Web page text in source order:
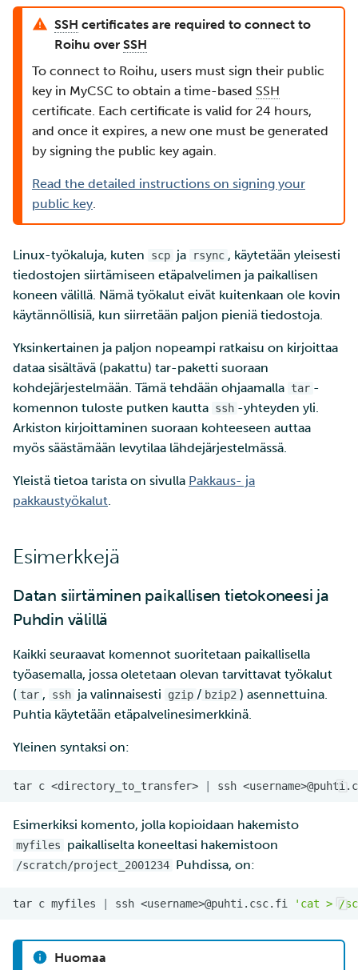
a
Jäsenten lisääminen
projektiisi
Palveluiden käyttöoikeuden
lisääminen projektille
Projektisi hallinta
Laskentayksiköiden
hakeminen
kasvattaminen
Mahti-supertietokoneen
suuren osion käyttö
Laskentayksiköiden käytön
tarkastelu
Laskutus
Monivaiheinen
tunnistautuminen
Vahva tunnistautuminen
FMI
Töiden ajaminen Suuri läpäisykyky
Interaktiivinen käyttö
Suorituskyvyn
Ohjelmistojen
asentaminen
Suorituskyvyn analyysi
Apptainer-kontit
Kvanttilaskenta
Edistyneemmät
ominaisuudet
Tietokantainstanssin
koon muuttaminen
Tietokantainstanssien
uudelleenkoonti
Python S3-rajapinnalla
Rclone
laskentaympäristöstä
Rclone työasemalta
Swift
S3cmd
Pouta web-käyttöliittymä
SD Services –
Versiohistoria
SSH certificates are required to connect to
Roihu over SSH
To connect to Roihu, users must sign their public
key in MyCSC to obtain a time-based SSH
certificate. Each certificate is valid for 24 hours,
and once it expires, a new one must be generated
by signing the public key again.
Read the detailed instructions on signing your
public key.
Linux-työkaluja, kuten scp ja rsync , käytetään yleisesti
tiedostojen siirtämiseen etäpalvelimen ja paikallisen
koneen välillä. Nämä työkalut eivät kuitenkaan ole kovin
käytännöllisiä, kun siirretään paljon pieniä tiedostoja.
Yksinkertainen ja paljon nopeampi ratkaisu on kirjoittaa
dataa sisältävä (pakattu) tar-paketti suoraan
kohdejärjestelmään. Tämä tehdään ohjaamalla tar -
komennon tuloste putken kautta ssh -yhteyden yli.
Arkiston kirjoittaminen suoraan kohteeseen auttaa
myös säästämään levytilaa lähdejärjestelmässä.
Yleistä tietoa tarista on sivulla Pakkaus- ja
pakkaustyökalut.
Esimerkkejä
Datan siirtäminen paikallisen tietokoneesi ja
Puhdin välillä
Kaikki seuraavat komennot suoritetaan paikallisella
työasemalla, jossa oletetaan olevan tarvittavat työkalut
( tar , ssh ja valinnaisesti gzip / bzip2 ) asennettuina.
Puhtia käytetään etäpalvelinesimerkkinä.
Yleinen syntaksi on:
tar c <directory_to_transfer> | ssh
Esimerkiksi komento, jolla kopioidaan hakemisto
myfiles paikalliselta koneeltasi hakemistoon
/scratch/project_2001234 Puhdissa, on:
tar c myfiles | ssh <username>@puhti.csc.fi 'cat > /
Huomaa